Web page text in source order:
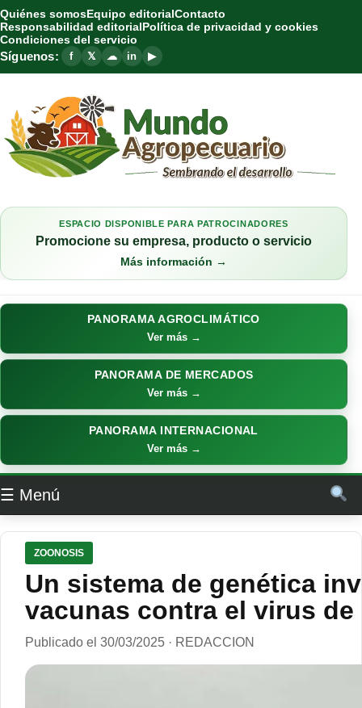
Quiénes somosEquipo editorialContacto
Responsabilidad editorialPolítica de privacidad y cookies
Condiciones del servicio
Síguenos: f 𝕏 ☁ in ▶
ESPACIO DISPONIBLE PARA PATROCINADORES
Promocione su empresa, producto o servicio
Más información →
PANORAMA AGROCLIMÁTICO
Ver más →
PANORAMA DE MERCADOS
Ver más →
PANORAMA INTERNACIONAL
Ver más →
☰ Menú
ZOONOSIS
Un sistema de genética
vacunas contra el virus
Publicado el 30/03/2025 · REDACCION